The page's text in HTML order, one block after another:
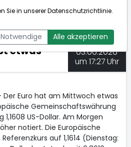
NEWSBOT
etwas
03.06.2026
um 17:27 Uhr
Der Euro hat am Mittwoch etwas
Gemeinschaftswährung
US-Dollar. Am Morgen
notiert. Die Europäische
auf 1,1614 (Dienstag:
Sie in unsererDatenschutzrichtlinie.
Alle akzeptieren